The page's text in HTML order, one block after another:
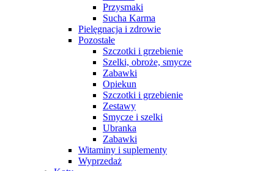
Przysmaki
Sucha Karma
Pielęgnacja i zdrowie
Pozostałe
Szczotki i grzebienie
Szelki, obroże, smycze
Zabawki
Opiekun
Szczotki i grzebienie
Zestawy
Smycze i szelki
Ubranka
Zabawki
Witaminy i suplementy
Wyprzedaż